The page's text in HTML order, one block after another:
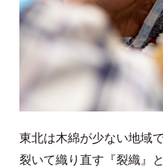
東北は木綿が少ない地域
裂いて織り直す『裂織』